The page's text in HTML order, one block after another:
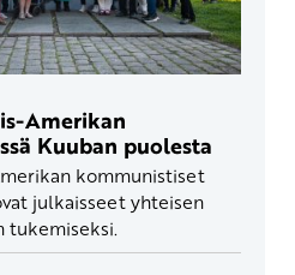
Amerikan
Kuuban puolesta
kommunistiset
julkaisseet yhteisen
tukemiseksi.